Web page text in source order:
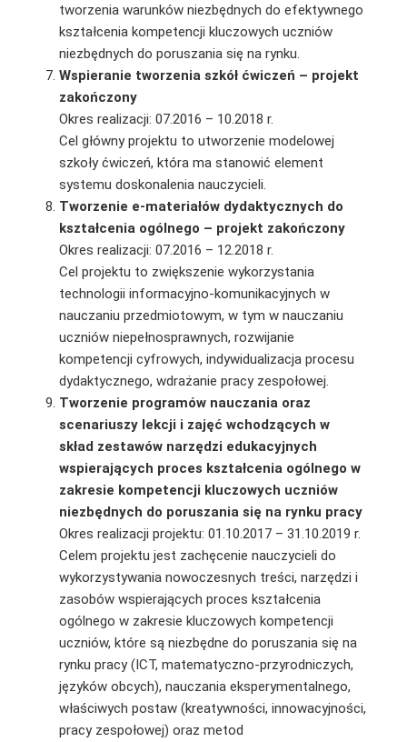
tworzenia warunków niezbędnych do efektywnego
kształcenia kompetencji kluczowych uczniów
niezbędnych do poruszania się na rynku.
Wspieranie tworzenia szkół ćwiczeń – projekt
zakończony
Okres realizacji: 07.2016 – 10.2018 r.
Cel główny projektu to utworzenie modelowej
szkoły ćwiczeń, która ma stanowić element
systemu doskonalenia nauczycieli.
Tworzenie e-materiałów dydaktycznych do
kształcenia ogólnego – projekt zakończony
Okres realizacji: 07.2016 – 12.2018 r.
Cel projektu to zwiększenie wykorzystania
technologii informacyjno-komunikacyjnych w
nauczaniu przedmiotowym, w tym w nauczaniu
uczniów niepełnosprawnych, rozwijanie
kompetencji cyfrowych, indywidualizacja procesu
dydaktycznego, wdrażanie pracy zespołowej.
Tworzenie programów nauczania oraz
scenariuszy lekcji i zajęć wchodzących w
skład zestawów narzędzi edukacyjnych
wspierających proces kształcenia ogólnego w
zakresie kompetencji kluczowych uczniów
niezbędnych do poruszania się na rynku pracy
Okres realizacji projektu: 01.10.2017 – 31.10.2019 r.
Celem projektu jest zachęcenie nauczycieli do
wykorzystywania nowoczesnych treści, narzę­dzi i
zasobów wspierających proces kształcenia
ogólnego w zakresie kluczowych kompetencji
uczniów, które są niezbędne do poruszania się na
rynku pracy (ICT, matematyczno-przyrod­niczych,
języków obcych), nauczania eksperymentalnego,
właściwych postaw (kreatywności, innowacyjności,
pracy zespołowej) oraz metod